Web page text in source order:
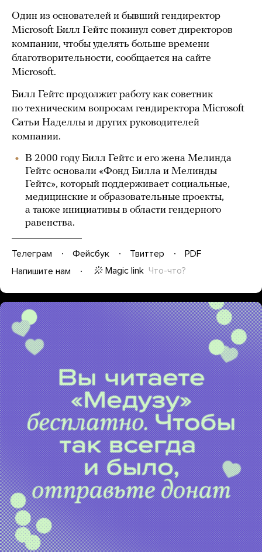
Один из основателей и бывший гендиректор
Microsoft Билл Гейтс покинул совет директоров
компании, чтобы уделять больше времени
благотворительности, сообщается на сайте
Microsoft.
Билл Гейтс продолжит работу как советник
по техническим вопросам гендиректора Microsoft
Сатьи Наделлы и других руководителей
компании.
В 2000 году Билл Гейтс и его жена Мелинда
Гейтс основали «Фонд Билла и Мелинды
Гейтс», который поддерживает социальные,
медицинские и образовательные проекты,
а также инициативы в области гендерного
равенства.
Телеграм Фейсбук Твиттер
PDF
Напишите нам
Magic link Что-что?